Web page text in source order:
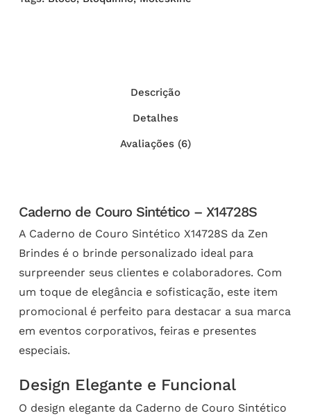
Descrição
Detalhes
Avaliações (6)
Caderno de Couro Sintético – X14728S
A Caderno de Couro Sintético X14728S da Zen
Brindes é o brinde personalizado ideal para
surpreender seus clientes e colaboradores. Com
um toque de elegância e sofisticação, este item
promocional é perfeito para destacar a sua marca
em eventos corporativos, feiras e presentes
especiais.
Design Elegante e Funcional
O design elegante da Caderno de Couro Sintético